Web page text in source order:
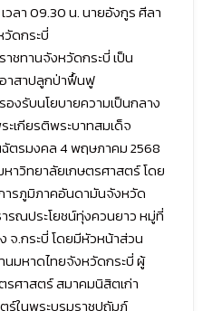
ลา 09.30 น. นายอังกูร ศีลา
วัดกระบี่
ชทานจังหวัดกระบี่ เป็น
าสาปลูกป่าฟื้นฟู
งรับนโยบายความเป็นกลาง
ะเกียรติพระบาทสมเด็จ
ฉัตรมงคล 4 พฤษภาคม 2568
าวิทยาลัยเกษตรศาสตร์ โดย
ารภูมิภาคอันดามันจังหวัด
ณประโยชน์ทุ่งควนยาว หมู่ที่
จ.กระบี่ โดยมีหัวหน้าส่วน
นมหาดไทยจังหวัดกระบี่ ผู้
รศาสตร์ สมาคมนิสิตเก่า
ร์ในพระบรมราชูปถัมภ์